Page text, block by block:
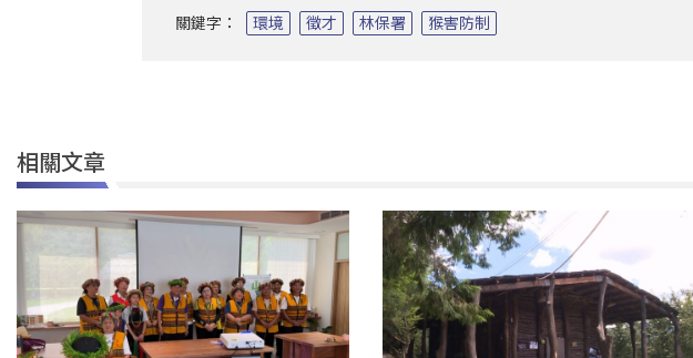
關鍵字： 環境 徵才 林保署 猴害防制
相關文章